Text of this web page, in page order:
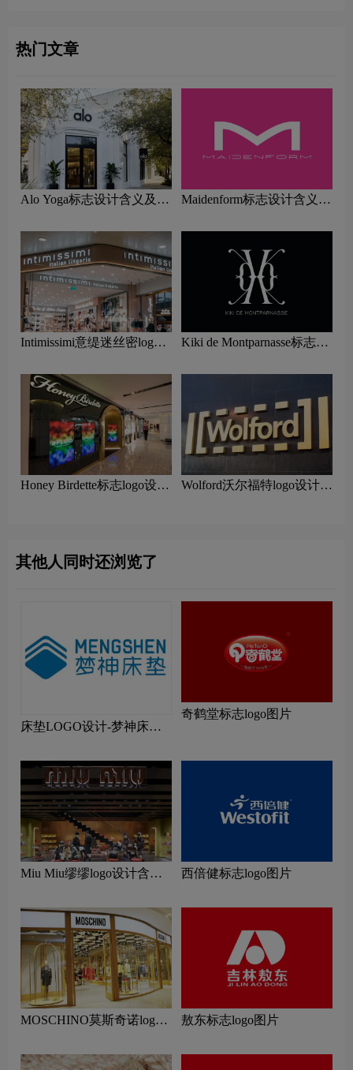
热门文章
Alo Yoga标志设计含义及内
Maidenform标志设计含义及
Intimissimi意缇迷丝密logo
Kiki de Montparnasse标志设
Honey Birdette标志logo设计
Wolford沃尔福特logo设计含
其他人同时还浏览了
床垫LOGO设计-梦神床垫
奇鹤堂标志logo图片
Miu Miu缪缪logo设计含义
西倍健标志logo图片
MOSCHINO莫斯奇诺logo
念
敖东标志logo图片